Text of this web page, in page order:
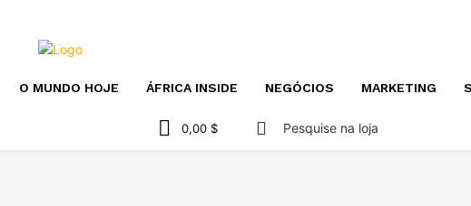
O MUNDO HOJE ÁFRICA INSIDE NEGÓCIOS MARKETING
0,00 $ Pesquise na loja